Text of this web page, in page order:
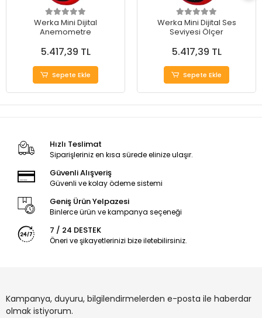
Werka Mini Dijital
Anemometre
5.417,39 TL
Sepete Ekle
Werka Mini Dijital Ses
Seviyesi Ölçer
5.417,39 TL
Sepete Ekle
Hızlı Teslimat
Siparişleriniz en kısa sürede elinize ulaşır.
Güvenli Alışveriş
Güvenli ve kolay ödeme sistemi
Geniş Ürün Yelpazesi
Binlerce ürün ve kampanya seçeneği
7 / 24 DESTEK
Öneri ve şikayetlerinizi bize iletebilirsiniz.
Kampanya, duyuru, bilgilendirmelerden e-posta ile haberdar
olmak istiyorum.